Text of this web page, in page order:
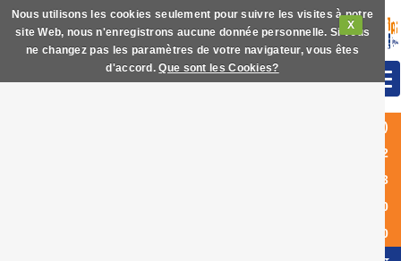
Nous utilisons les cookies seulement pour suivre les visites à notre
site Web, nous n'enregistrons aucune donnée personnelle. Si vous
ne changez pas les paramètres de votre navigateur, vous êtes
d'accord.
X
Que sont les Cookies?
(+34)
972
63
60
40